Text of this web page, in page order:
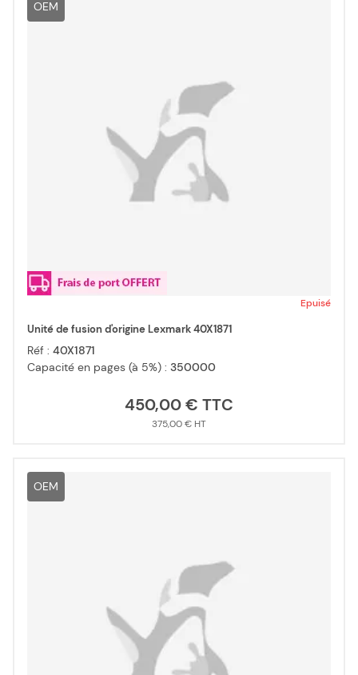
OEM
Epuisé
Unité de fusion d'origine Lexmark 40X1871
Réf : 40X1871
Capacité en pages (à 5%) : 350000
450,00 €
375,00 €
OEM